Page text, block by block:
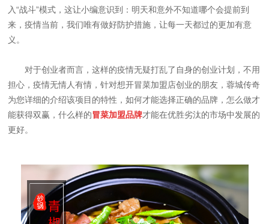
入“战斗”模式，这让小编意识到：明天和意外不知道哪个会提前到
来，疫情当前，我们唯有做好防护措施，让每一天都过的更加有意
义。
对于创业者而言，这样的疫情无疑打乱了自身的创业计划，不用
担心，疫情无情人有情，针对想开冒菜加盟店创业的朋友，蓉城传奇
为您详细的介绍该项目的特性，如何才能选择正确的品牌，怎么做才
能获得双赢，什么样的冒菜加盟品牌才能在优胜劣汰的市场中发展的
更好。